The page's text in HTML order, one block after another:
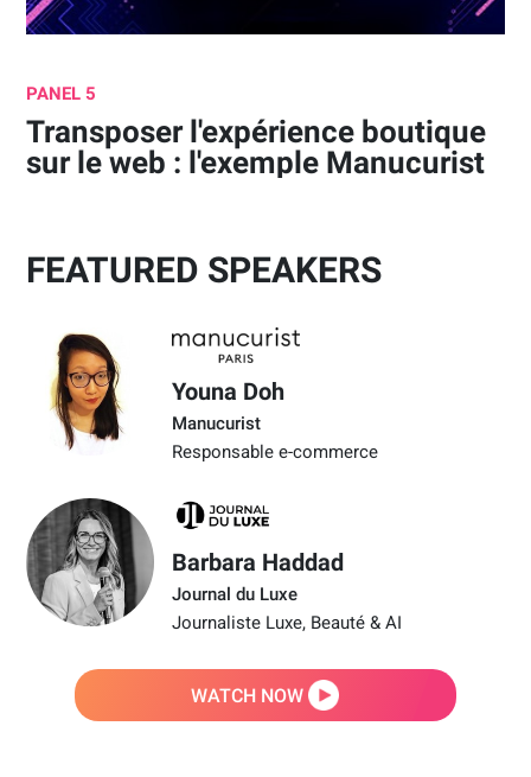
PANEL 5
Transposer l'expérience boutique
sur le web : l'exemple Manucurist
FEATURED SPEAKERS
Youna Doh
Manucurist
Responsable e-commerce
Barbara Haddad
Journal du Luxe
Journaliste Luxe, Beauté & AI
WATCH NOW